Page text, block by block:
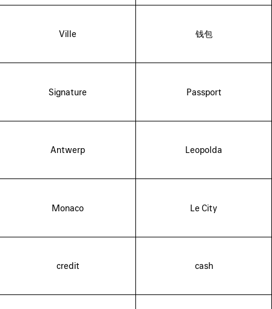
Ville 钱包
Signature Passport
Antwerp Leopolda
Monaco Le City
credit cash